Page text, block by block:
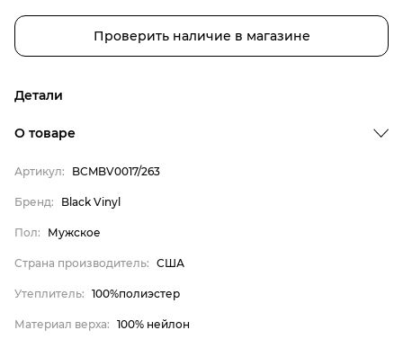
Проверить наличие в магазине
Детали
Страна производитель
Утеплитель
Материал верха
100%полиэстер
О товаре
Артикул: BCMBV0017/263
Бренд: Black Vinyl
Пол: Мужское
Страна производитель: США
Утеплитель: 100%полиэстер
Материал верха: 100% нейлон